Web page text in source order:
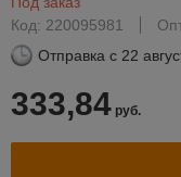
Код: 220095981
Отправка с 22
333,84 руб.